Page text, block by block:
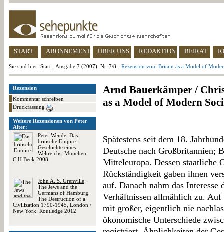
START ABONNEMENT ÜBER UNS REDAKTION BEIRAT
Sie sind hier: Start - Ausgabe 7 (2007), Nr. 7/8 - Rezension von: Britain as a Model of
Rezension
Kommentar schreiben
Druckfassung
Weitere Rezensionen von Peter
Alter:
Peter Wende: Das
britische Empire.
Geschichte eines
Weltreichs, München:
C.H.Beck 2008
John A. S. Grenville:
The Jews and the
Germans of Hamburg.
The Destruction of a
Civilization 1790-1945, London /
New York: Routledge 2012
Arnd Bauerkämper /
as a Model of Modern
Spätestens seit dem 18.
Deutsche nach Großbritannien;
Mitteleuropa. Dessen staatliche
Rückständigkeit gaben ihnen
auf. Danach nahm das Interesse
Verhältnissen allmählich zu. Auf
mit großer, eigentlich nie
ökonomische Unterschiede